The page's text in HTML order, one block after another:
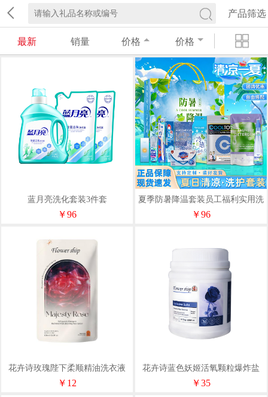
产品筛选
最新 销量 价格 价格
蓝月亮洗化套装3件套
￥96
夏季防暑降温套装员工福利实用洗
护用品企业慰问节日活动清凉礼盒
￥96
花卉诗玫瑰陛下柔顺精油洗衣液
500ml
￥12
花卉诗蓝色妖姬活氧颗粒爆炸盐
1L
￥35